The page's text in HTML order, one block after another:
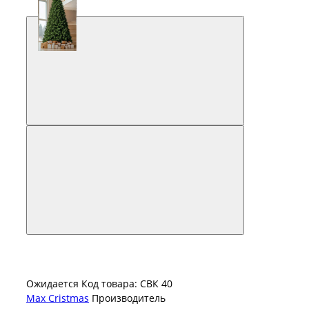
Ожидается Код товара: СВК 40
Max Cristmas Производитель